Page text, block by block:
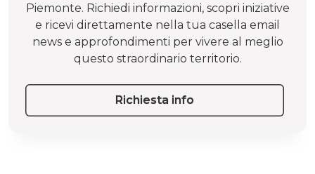
Piemonte. Richiedi informazioni, scopri iniziative
e ricevi direttamente nella tua casella email
news e approfondimenti per vivere al meglio
questo straordinario territorio.
Richiesta info